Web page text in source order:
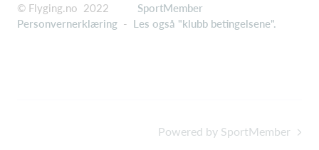
© Flyging.no 2022 SportMember
Personvernerklæring - Les også "klubb betingelsene".
Powered by SportMember